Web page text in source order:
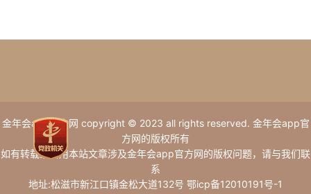
金年会app官方网 copyright © 2023 all rights reserved. 金年会app官
方网的版权所有
如有转载或引用本站文章涉及金年会app官方网的版权问题，请与我们联
系
地址:松滋市新江口镇金松大道132号 鄂icp备12010191号-1